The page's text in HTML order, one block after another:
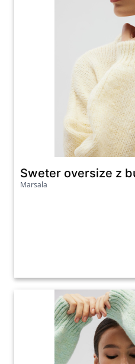
Sweter oversize z
Marsala